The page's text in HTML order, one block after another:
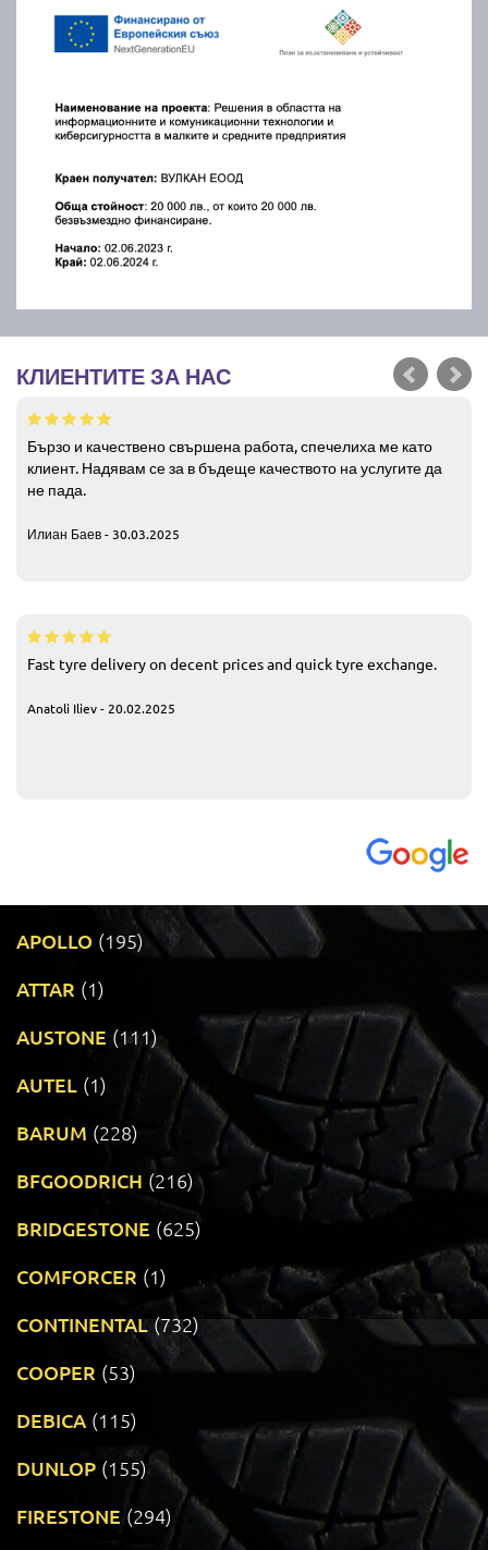
КЛИЕНТИТЕ ЗА НАС
Бързо и качествено свършена работа, спечелиха ме като
клиент. Надявам се за в бъдеще качеството на услугите да
не пада.
Илиан Баев - 30.03.2025
Fast tyre delivery on decent prices and quick tyre exchange.
Anatoli Iliev - 20.02.2025
APOLLO (195)
ATTAR (1)
AUSTONE (111)
AUTEL (1)
BARUM (228)
BFGOODRICH (216)
BRIDGESTONE (625)
COMFORCER (1)
CONTINENTAL (732)
COOPER (53)
DEBICA (115)
DUNLOP (155)
FIRESTONE (294)